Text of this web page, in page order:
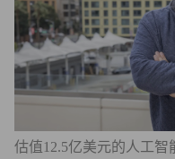
估值12.5亿美元的人工智